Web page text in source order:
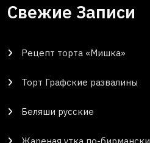
Свежие Записи
Рецепт торта «Мишка»
Торт Графские развалины
Беляши русские